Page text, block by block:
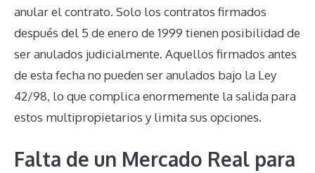
anular el contrato. Solo los contratos firmados
después del 5 de enero de 1999 tienen posibilidad de
ser anulados judicialmente. Aquellos firmados antes
de esta fecha no pueden ser anulados bajo la Ley
42/98, lo que complica enormemente la salida para
estos multipropietarios y limita sus opciones.
Falta de un Mercado Real para